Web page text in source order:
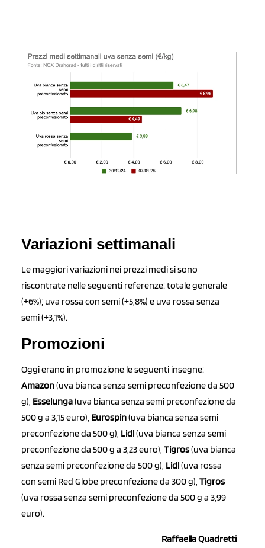
Variazioni settimanali
Le maggiori variazioni nei prezzi medi si sono
riscontrate nelle seguenti referenze: totale generale
(+6%); uva rossa con semi (+5,8%) e uva rossa senza
semi (+3,1%).
Promozioni
Oggi erano in promozione le seguenti insegne:
Amazon(uva bianca senza semi preconfezione da 500
g), Esselunga(uva bianca senza semi preconfezione da
500 g a 3,15 euro), Eurospin(uva bianca senza semi
preconfezione da 500 g), Lidl(uva bianca senza semi
preconfezione da 500 g a 3,23 euro), Tigros(uva bianca
senza semi preconfezione da 500 g), Lidl(uva rossa
con semi Red Globe preconfezione da 300 g), Tigros
(uva rossa senza semi preconfezione da 500 g a 3,99
euro).
Raffaella Quadretti